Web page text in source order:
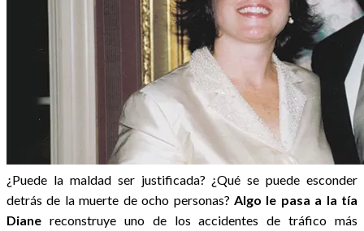
¿Puede la maldad ser justificada? ¿Qué se puede esconder
detrás de la muerte de ocho personas? Algo le pasa a la tía
Diane reconstruye uno de los accidentes de tráfico más